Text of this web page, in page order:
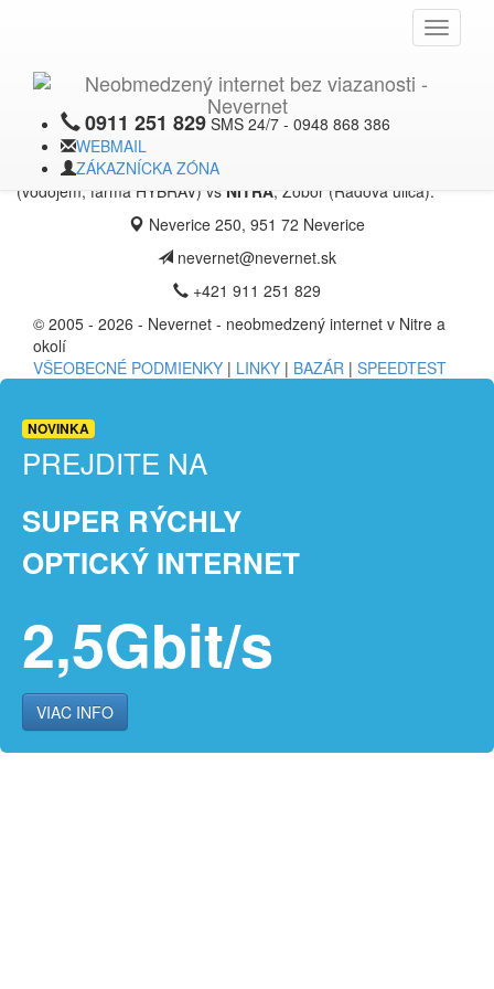
Toggle
0911 251 829 SMS 24/7 - 0948 868 386
WEBMAIL
ZÁKAZNÍCKA ZÓNA
Upgrade chrbtovej siete
V tomto období pokračujeme s nasadzovaním licencovaných
prepojení namiesto pôvodných prepojení vo voľnom 5GHz
pásme. Tentokrát bol vymenený bridge
(vodojem, farma HYBRAV) vsNITRA, Zobor (Radová ulica).
Neverice 250, 951 72 Neverice
nevernet@nevernet.sk
+421 911 251 829
© 2005 - 2026 - Nevernet - neobmedzený internet v Nitre a
okolí
VŠEOBECNÉ PODMIENKY | LINKY | BAZÁR | SPEEDTEST
NOVINKA
PREJDITE NA
SUPER RÝCHLY
OPTICKÝ INTERNET
2,5Gbit/s
VIAC INFO